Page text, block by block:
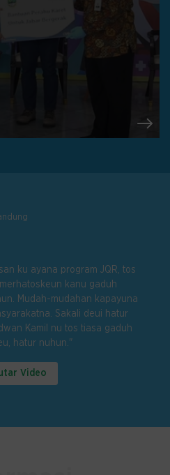
tindakan dan penanganan.
dilepas begitu saja, masih
ku ayana program JQR, tos
kanu gaduh
Mudah-mudahan kapayuna
Sakali deui hatur
Kamil nu tos tiasa gaduh
hatur nuhun."
Video